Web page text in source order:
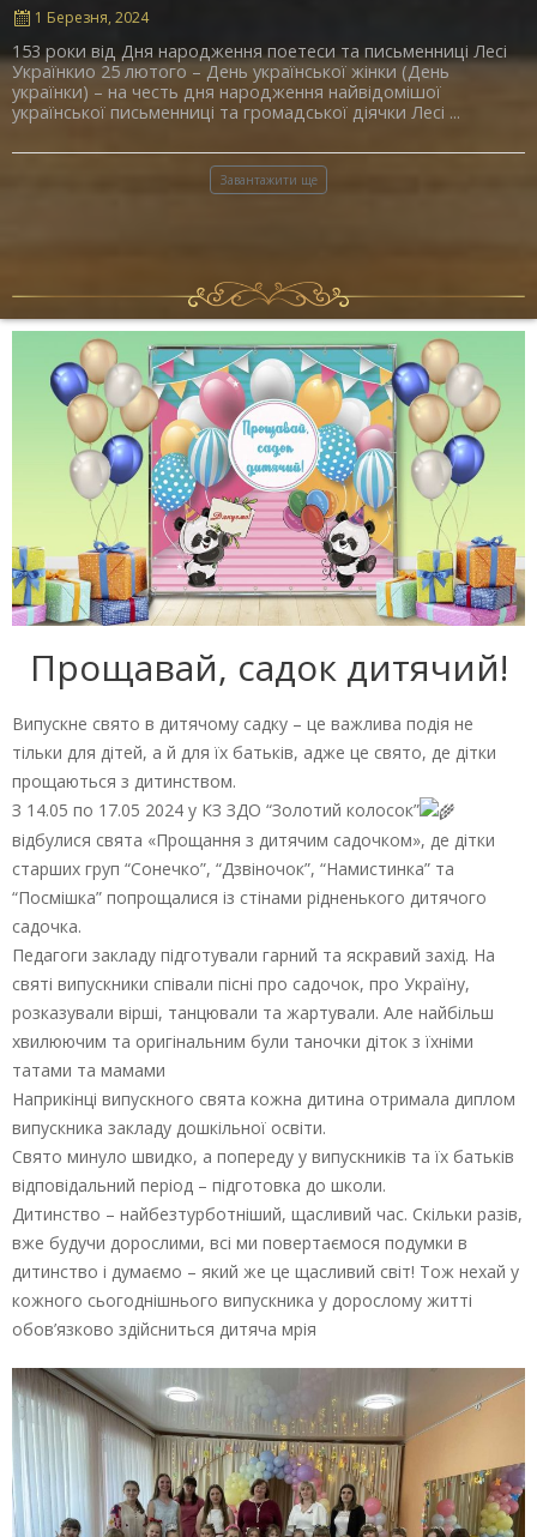
1 Березня, 2024
153 роки від Дня народження поетеси та письменниці Лесі
Українкио 25 лютого – День української жінки (День
українки) – на честь дня народження найвідомішої
української письменниці та громадської діячки Лесі ...
Завантажити ще
Прощавай, садок дитячий!
Випускне свято в дитячому садку – це важлива подія не
тільки для дітей, а й для їх батьків, адже це свято, де дітки
прощаються з дитинством.
З 14.05 по 17.05 2024 у КЗ ЗДО “Золотий колосок”
відбулися свята «Прощання з дитячим садочком», де дітки
старших груп “Сонечко”, “Дзвіночок”, “Намистинка” та
“Посмішка” попрощалися із стінами рідненького дитячого
садочка.
Педагоги закладу підготували гарний та яскравий захід. На
святі випускники співали пісні про садочок, про Україну,
розказували вірші, танцювали та жартували. Але найбільш
хвилюючим та оригінальним були таночки діток з їхніми
татами та мамами
Наприкінці випускного свята кожна дитина отримала диплом
випускника закладу дошкільної освіти.
Свято минуло швидко, а попереду у випускників та їх батьків
відповідальний період – підготовка до школи.
Дитинство – найбезтурботніший, щасливий час. Скільки разів,
вже будучи дорослими, всі ми повертаємося подумки в
дитинство і думаємо – який же це щасливий світ! Тож нехай у
кожного сьогоднішнього випускника у дорослому житті
обов’язково здійсниться дитяча мрія